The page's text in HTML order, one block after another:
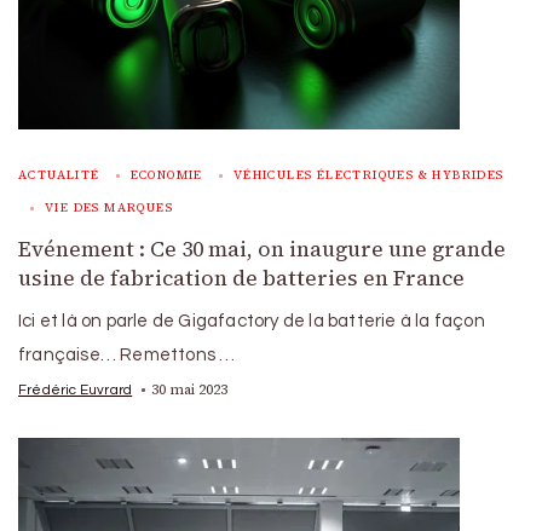
ACTUALITÉ ECONOMIE VÉHICULES ÉLECTRIQUES & HYBRIDES
VIE DES MARQUES
Evénement : Ce 30 mai, on inaugure une grande
usine de fabrication de batteries en France
Ici et là on parle de Gigafactory de la batterie à la façon
française… Remettons …
Frédéric Euvrard 30 mai 2023